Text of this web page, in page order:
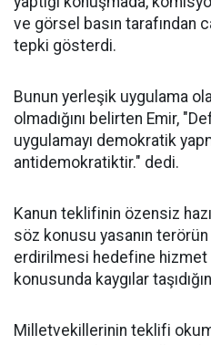
ve görsel basın tarafından
tepki gösterdi.
Bunun yerleşik uygulama
olmadığını belirten Emir,
uygulamayı demokratik
antidemokratiktir." dedi.
Kanun teklifinin özensiz
söz konusu yasanın terörün
erdirilmesi hedefine
konusunda kaygılar
Milletvekillerinin teklifi